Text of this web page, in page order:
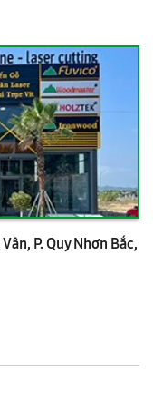
P. Quy Nhơn Bắc,